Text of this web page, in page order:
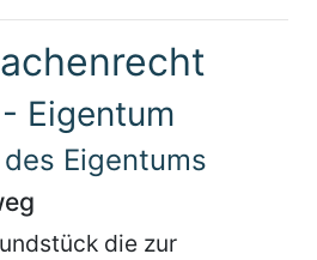
Eigentum
Eigentums
die zur